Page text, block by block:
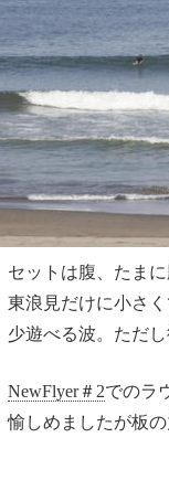
セットは腹、たま
東浪見だけに小さ
少遊べる波。ただし
NewFlyer＃2でのラ
愉しめましたが板の